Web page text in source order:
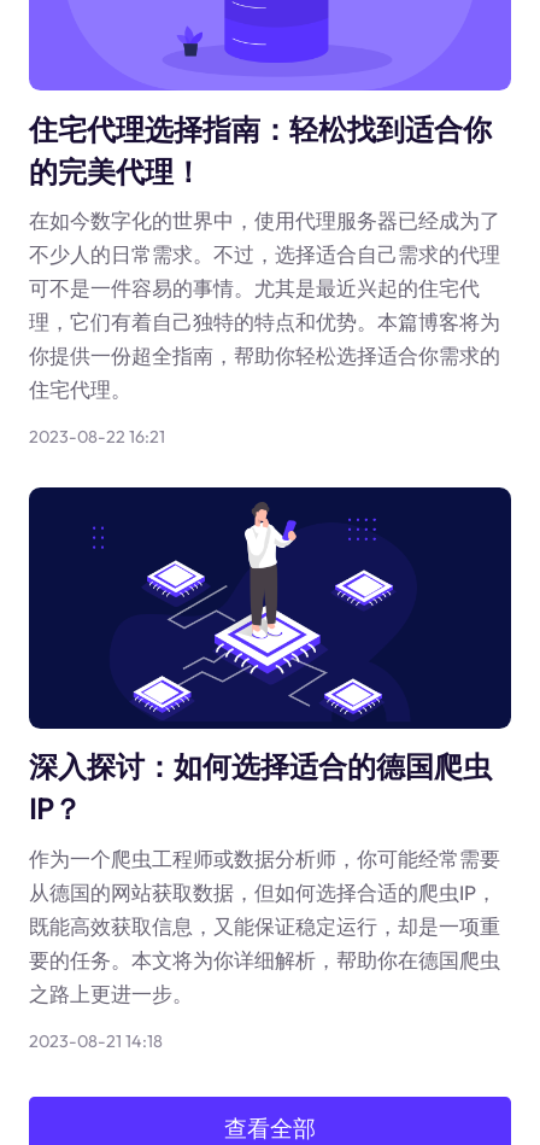
住宅代理选择指南：轻松找到适合你
的完美代理！
在如今数字化的世界中，使用代理服务器已经成为了
不少人的日常需求。不过，选择适合自己需求的代理
可不是一件容易的事情。尤其是最近兴起的住宅代
理，它们有着自己独特的特点和优势。本篇博客将为
你提供一份超全指南，帮助你轻松选择适合你需求的
住宅代理。
2023-08-22 16:21
深入探讨：如何选择适合的德国爬虫
IP？
作为一个爬虫工程师或数据分析师，你可能经常需要
从德国的网站获取数据，但如何选择合适的爬虫IP，
既能高效获取信息，又能保证稳定运行，却是一项重
要的任务。本文将为你详细解析，帮助你在德国爬虫
之路上更进一步。
2023-08-21 14:18
查看全部